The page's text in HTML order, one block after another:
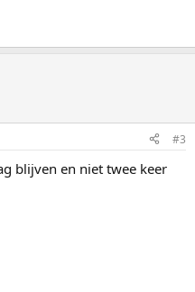
#3
blijven en niet twee keer